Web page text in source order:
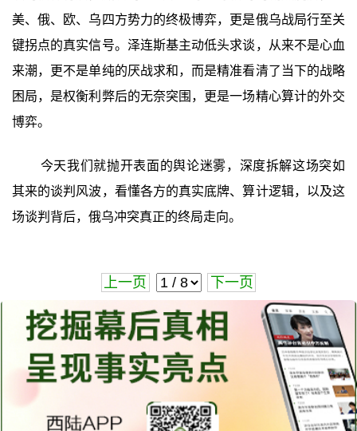
美、俄、欧、乌四方势力的终极博弈，更是俄乌战局行至关
键拐点的真实信号。泽连斯基主动低头求谈，从来不是心血
来潮，更不是单纯的厌战求和，而是精准看清了当下的战略
困局，是权衡利弊后的无奈突围，更是一场精心算计的外交
博弈。
今天我们就抛开表面的舆论迷雾，深度拆解这场突如
其来的谈判风波，看懂各方的真实底牌、算计逻辑，以及这
场谈判背后，俄乌冲突真正的终局走向。
上一页 下一页